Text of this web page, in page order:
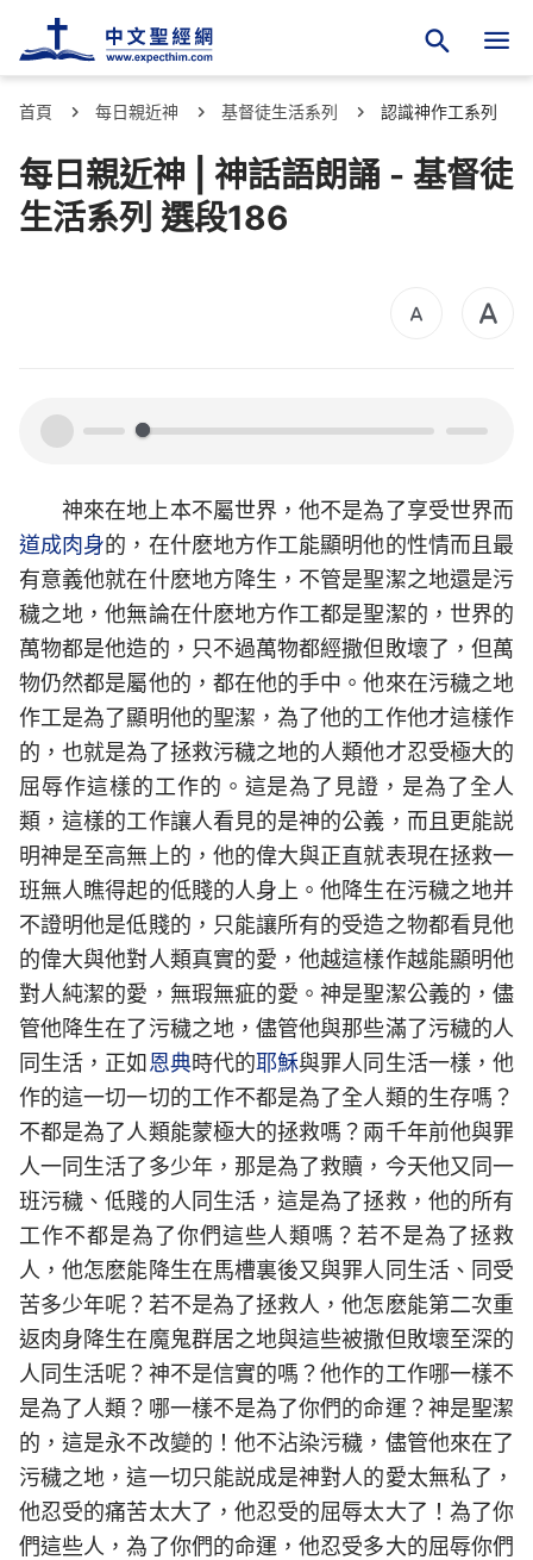
首頁 每日親近神 基督徒生活系列 認識神作工系列
每日親近神 | 神話語朗誦 - 基督徒
生活系列 選段186
00:00 00:00
神來在地上本不屬世界，他不是為了享受世界而
道成肉身的，在什麽地方作工能顯明他的性情而且最
有意義他就在什麽地方降生，不管是聖潔之地還是污
穢之地，他無論在什麽地方作工都是聖潔的，世界的
萬物都是他造的，只不過萬物都經撒但敗壞了，但萬
物仍然都是屬他的，都在他的手中。他來在污穢之地
作工是為了顯明他的聖潔，為了他的工作他才這樣作
的，也就是為了拯救污穢之地的人類他才忍受極大的
屈辱作這樣的工作的。這是為了見證，是為了全人
類，這樣的工作讓人看見的是神的公義，而且更能説
明神是至高無上的，他的偉大與正直就表現在拯救一
班無人瞧得起的低賤的人身上。他降生在污穢之地并
不證明他是低賤的，只能讓所有的受造之物都看見他
的偉大與他對人類真實的愛，他越這樣作越能顯明他
對人純潔的愛，無瑕無疵的愛。神是聖潔公義的，儘
管他降生在了污穢之地，儘管他與那些滿了污穢的人
同生活，正如 恩典時代的耶穌與罪人同生活一樣，他
作的這一切一切的工作不都是為了全人類的生存嗎？
不都是為了人類能蒙極大的拯救嗎？兩千年前他與罪
人一同生活了多少年，那是為了救贖，今天他又同一
班污穢、低賤的人同生活，這是為了拯救，他的所有
工作不都是為了你們這些人類嗎？若不是為了拯救
人，他怎麽能降生在馬槽裏後又與罪人同生活、同受
苦多少年呢？若不是為了拯救人，他怎麽能第二次重
返肉身降生在魔鬼群居之地與這些被撒但敗壞至深的
人同生活呢？神不是信實的嗎？他作的工作哪一樣不
是為了人類？哪一樣不是為了你們的命運？神是聖潔
的，這是永不改變的！他不沾染污穢，儘管他來在了
污穢之地，這一切只能説成是神對人的愛太無私了，
他忍受的痛苦太大了，他忍受的屈辱太大了！為了你
們這些人，為了你們的命運，他忍受多大的屈辱你們